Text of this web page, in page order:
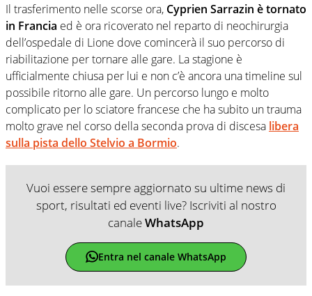
Il trasferimento nelle scorse ora, Cyprien Sarrazin è tornato
in Francia ed è ora ricoverato nel reparto di neochirurgia
dell’ospedale di Lione dove comincerà il suo percorso di
riabilitazione per tornare alle gare. La stagione è
ufficialmente chiusa per lui e non c’è ancora una timeline sul
possibile ritorno alle gare. Un percorso lungo e molto
complicato per lo sciatore francese che ha subito un trauma
molto grave nel corso della seconda prova di discesa libera
sulla pista dello Stelvio a Bormio.
Vuoi essere sempre aggiornato su ultime news di
sport, risultati ed eventi live? Iscriviti al nostro
canaleWhatsApp
Entra nel canale WhatsApp